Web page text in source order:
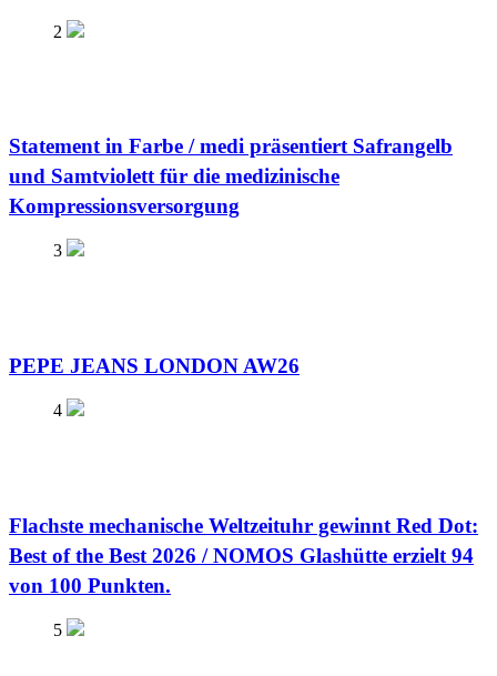
2
Statement in Farbe / medi präsentiert Safrangelb
und Samtviolett für die medizinische
Kompressionsversorgung
3
PEPE JEANS LONDON AW26
4
Flachste mechanische Weltzeituhr gewinnt Red Dot:
Best of the Best 2026 / NOMOS Glashütte erzielt 94
von 100 Punkten.
5